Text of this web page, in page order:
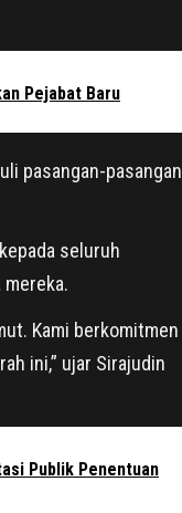
Pejabat Baru
pasangan-pasangan
seluruh
Kami berkomitmen
ini,” ujar Sirajudin
Publik Penentuan